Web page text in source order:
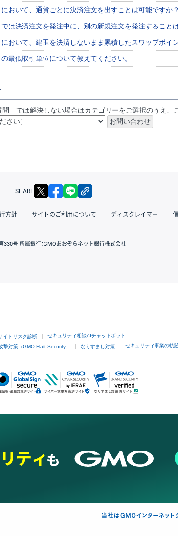
おいて、通貨ごとに決済注文を出すことは可能ですか？
は決済注文を発注中に、別の新規注文を発注すること
おいて、建玉を決済しないまま累積したスワップポイ
最低取引単位について教えてください。
問」では解決しない場合はカテゴリーをご選択のうえ、
SHARE X facebook
方針 サイトのご利用について ディスクレイマー
330号 所属銀行：GMOあおぞらネット銀行株式会社
イトリスク診断 セキュリティ相談AIチャットボット
撃対策（GMO Flatt Security） なりすまし対策 セキュリティ事業の軌